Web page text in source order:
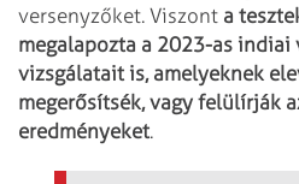
versenyzőket. Viszont a
megalapozta a 2023-as
vizsgálatait is, amelyeknek
megerősítsék, vagy felülírják
eredményeket.